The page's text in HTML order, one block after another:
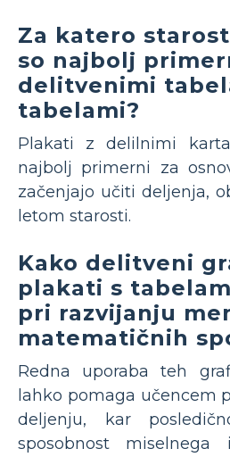
Za katero
so najbolj
delitvenimi
tabelami?
Plakati z delilnimi
najbolj primerni za
začenjajo učiti deljenja,
letom starosti.
Kako delitveni
plakati s
pri razvijanju
matematičnih
Redna uporaba teh
lahko pomaga učencem
deljenju, kar
sposobnost miselnega